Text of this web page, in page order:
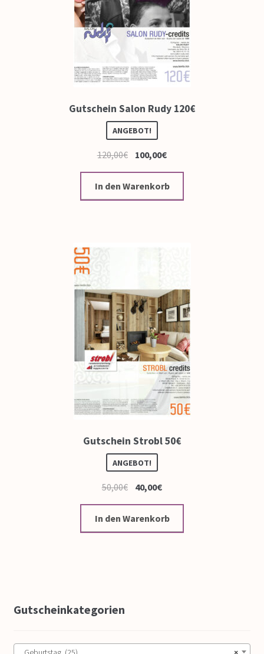
Gutschein Salon Rudy 120€
ANGEBOT!
120,00€ 100,00€
In den Warenkorb
Gutschein Strobl 50€
ANGEBOT!
50,00€ 40,00€
In den Warenkorb
Gutscheinkategorien